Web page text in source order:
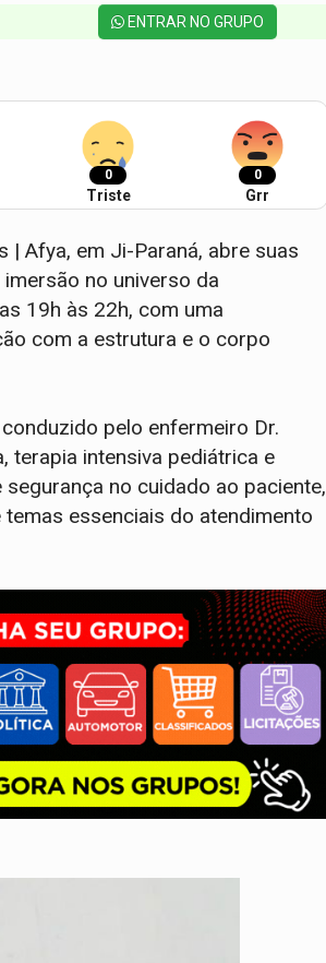
ENTRAR NO GRUPO
0
Triste
0
Grr
| Afya, em Ji-Paraná, abre suas
no universo da
19h às 22h, com uma
com a estrutura e o corpo
pelo enfermeiro Dr.
terapia intensiva pediátrica e
no cuidado ao paciente,
essenciais do atendimento